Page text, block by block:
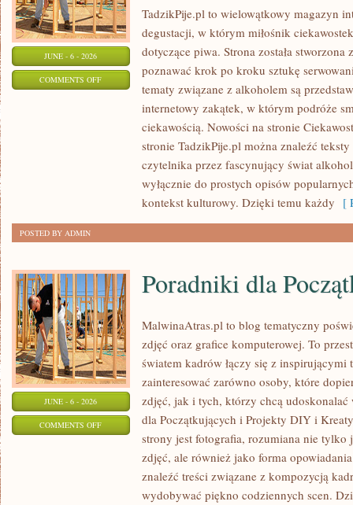
JUNE - 6 - 2026
COMMENTS OFFON
TadzikPije.pl to wielowątkowy magazyn
degustacji, w którym miłośnik
dotyczące piwa. Strona została
poznawać krok po kroku sztukę
tematy związane z alkoholem są
internetowy zakątek, w którym podróże
ciekawością. Nowości na stronie
stronie TadzikPije.pl można znaleźć
czytelnika przez fascynujący świat
wyłącznie do prostych opisów
kontekst kulturowy. Dzięki temu każdy [
POSTED BY ADMIN
JUNE - 6 - 2026
COMMENTS OFFON
PORADNIKI
POCZĄTKUJĄCYCH
Poradniki dla
MalwinaAtras.pl to blog tematyczny
zdjęć oraz grafice komputerowej. To
światem kadrów łączy się z inspirującymi
zainteresować zarówno osoby, które
zdjęć, jak i tych, którzy chcą
dla Początkujących i Projekty DIY i
strony jest fotografia, rozumiana nie
zdjęć, ale również jako forma
znaleźć treści związane z kompozycją
wydobywać piękno codziennych scen.